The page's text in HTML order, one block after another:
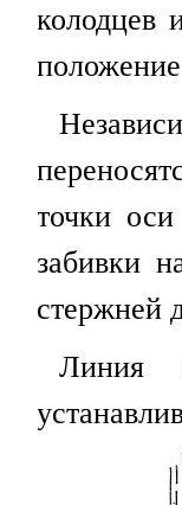
колодцев
точки
забивки
стержней
Линия